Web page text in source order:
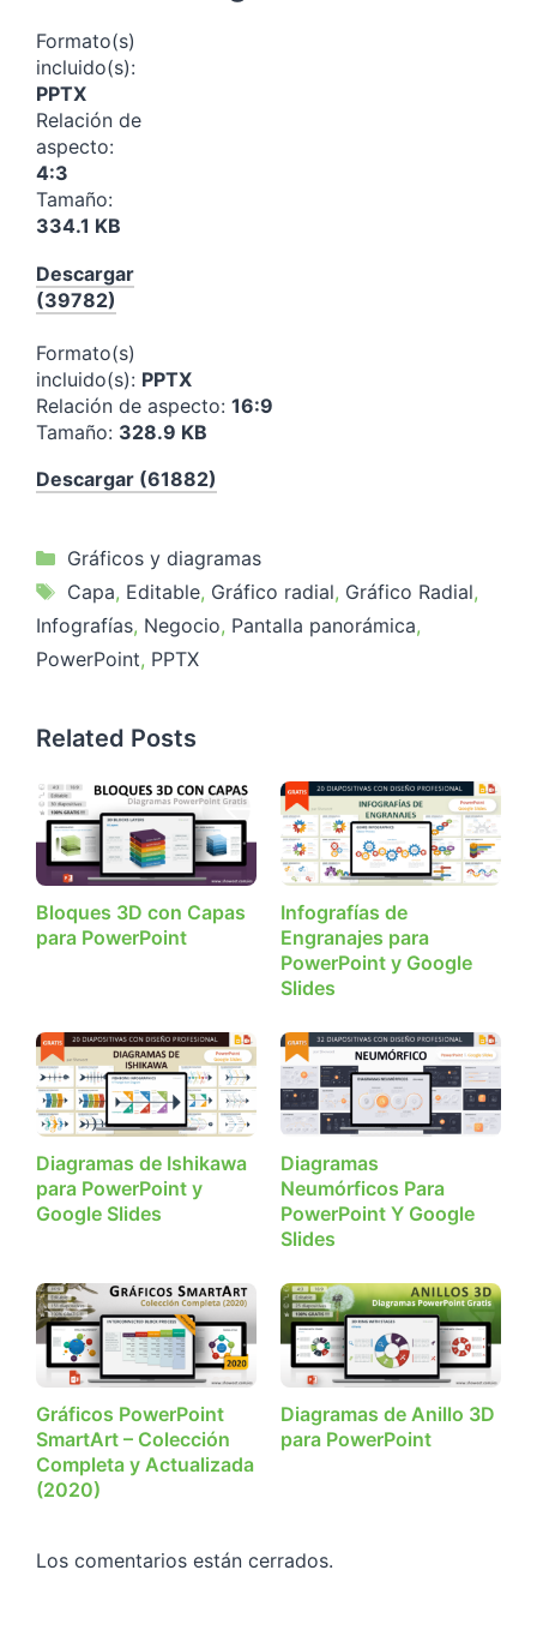
Formato(s)
incluido(s):
PPTX
Relación de
aspecto:
4:3
Tamaño:
334.1 KB
Descargar
(39782)
Formato(s)
incluido(s): PPTX
Relación de aspecto: 16:9
Tamaño: 328.9 KB
Descargar (61882)
Categorías
Gráficos y diagramas
Etiquetas
Capa, Editable, Gráfico radial, Gráfico Radial,
Infografías, Negocio, Pantalla panorámica,
PowerPoint, PPTX
Related Posts
Bloques 3D con Capas
para PowerPoint
Infografías de
Engranajes para
PowerPoint y Google
Slides
Diagramas de Ishikawa
para PowerPoint y
Google Slides
Diagramas
Neumórficos Para
PowerPoint Y Google
Slides
Gráficos PowerPoint
SmartArt – Colección
Completa y Actualizada
(2020)
Diagramas de Anillo 3D
para PowerPoint
Los comentarios están cerrados.